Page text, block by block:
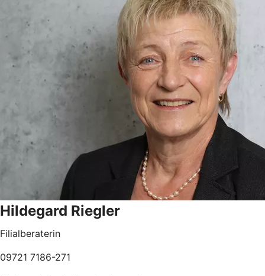
Hildegard Riegler
Filialberaterin
09721 7186-271